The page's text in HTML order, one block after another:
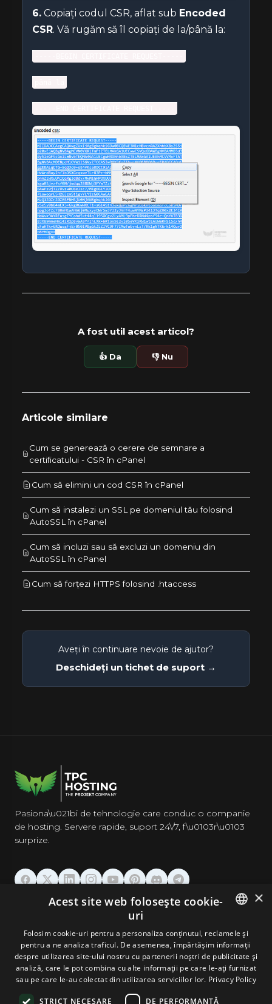
6. Copiați codul CSR, aflat sub Encoded
CSR. Vă rugăm să îl copiați de la/până la:
A fost util acest articol?
👍 Da 👎 Nu
Articole similare
Cum se generează o cerere de semnare a
certificatului - CSR în cPanel
Cum să elimini un cod CSR în cPanel
Cum să instalezi un SSL pe domeniul tău folosind
AutoSSL în cPanel
Cum să incluzi sau să excluzi un domeniu din
AutoSSL în cPanel
Cum să forțezi HTTPS folosind .htaccess
Aveți în continuare nevoie de ajutor?
Deschideți un tichet de suport →
Pasiona\u021bi de tehnologie care conduc o companie
de hosting. Servere rapide, suport 24\/7, f\u0103r\u0103
surprize.
GĂZDUIRE
DOMENII & EMAIL
UNELTE & SECURITATE
ENGLISH
GERMAN
ROMANIAN
×
Acest site web folosește cookie-
uri
Folosim cookie-uri pentru a personaliza conținutul, reclamele și
pentru a ne analiza traficul. De asemenea, împărtășim informații
despre utilizarea site-ului nostru cu partenerii noștri de publicitate și
analiză, care le pot combina cu alte informații pe care le-ați furnizat
sau pe care le-au colectat din utilizarea serviciilor lor. Privacy Policy
STRICT NECESARE DE PERFORMANȚĂ